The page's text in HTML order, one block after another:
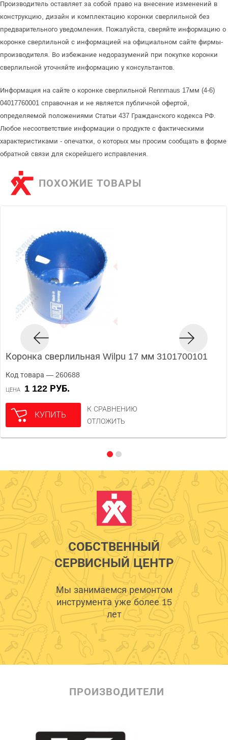
Производитель оставляет за собой право на внесение изменений в
конструкцию, дизайн и комплектацию коронки сверлильной без
предварительного уведомления. Пожалуйста, сверяйте информацию о
коронке сверлильной с информацией на официальном сайте фирмы-
производителя. Во избежание недоразумений при покупке коронки
сверлильной уточняйте информацию у консультантов.
Информация на сайте о коронке сверлильной Rennmaus 17мм (4-6)
04017760001 справочная и не является публичной офертой,
определяемой положениями Статьи 437 Гражданского кодекса РФ.
Любое несоответствие информации о продукте с фактическими
характеристиками - опечатки, о которых мы просим сообщать в форме
обратной связи для скорейшего исправления.
ПОХОЖИЕ ТОВАРЫ
Коронка сверлильная Wilpu 17 мм 3101700101
Код товара — 260688
ЦЕНА 1 122 РУБ.
КУПИТЬ
К СРАВНЕНИЮ
ОТЛОЖИТЬ
СОБСТВЕННЫЙ
СЕРВИСНЫЙ ЦЕНТР
Мы занимаемся ремонтом
инструмента уже более 15
лет
ПРОИЗВОДИТЕЛИ